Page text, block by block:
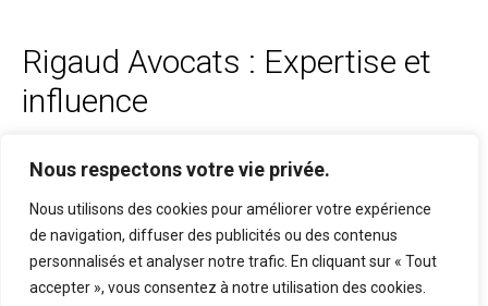
Nous respectons votre vie privée.
Nous utilisons des cookies pour améliorer votre expérience
de navigation, diffuser des publicités ou des contenus
personnalisés et analyser notre trafic. En cliquant sur « Tout
accepter », vous consentez à notre utilisation des cookies.
Rigaud Avocats : Expertise et
influence
14 mars 2017 Par Décideurs
Rigaud Avocats a été cité dans le Guide-annuaire 2017 -
Décideurs Stratégie Finance Droit, Leadership &
Management Capital Humain.